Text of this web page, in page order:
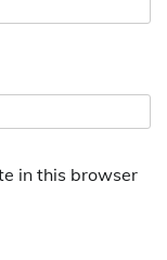
in this browser